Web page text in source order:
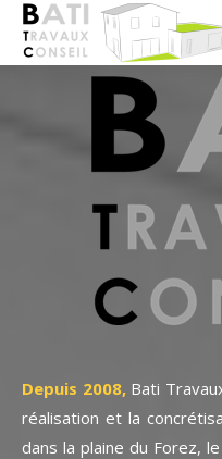
Depuis 2008, Bati
réalisation et la
dans la plaine du Forez,